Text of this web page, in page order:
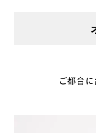
ご都合に